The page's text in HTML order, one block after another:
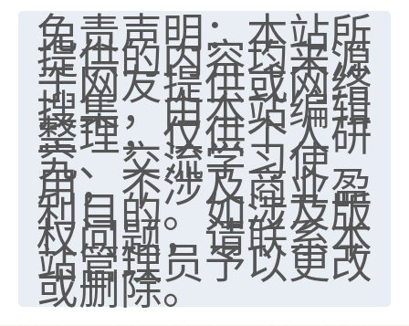
免责声明：本站所
提供的内容均来源
于网友提供或网络
搜集，由本站编辑
整理，仅供个人研
究、交流学习使
用，不涉及商业盈
利目的。如涉及版
权问题，请联系本
站管理员予以更改
或删除。